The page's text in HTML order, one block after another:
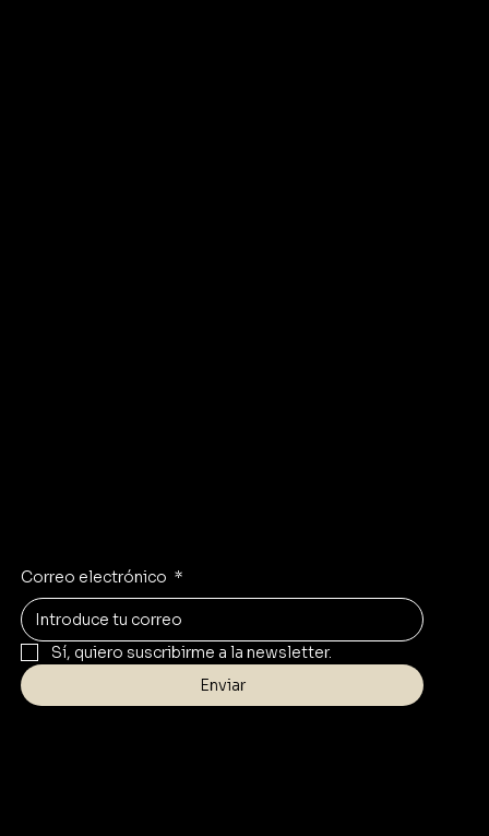
Correo electrónico *
Sí, quiero suscribirme a la newsletter.
Enviar